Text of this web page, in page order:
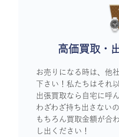
高価買取・
お売りになる時は、他
下さい！私たちはそれ
出張買取なら自宅に呼
わざわざ持ち出さない
もちろん買取金額が合
し出ください！